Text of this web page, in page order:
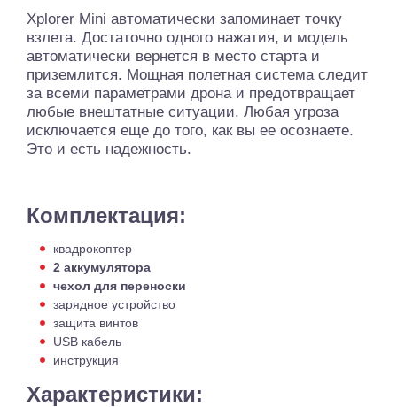
Xplorer Mini автоматически запоминает точку
взлета. Достаточно одного нажатия, и модель
автоматически вернется в место старта и
приземлится. Мощная полетная система следит
за всеми параметрами дрона и предотвращает
любые внештатные ситуации. Любая угроза
исключается еще до того, как вы ее осознаете.
Это и есть надежность.
Комплектация:
квадрокоптер
2 аккумулятора
чехол для переноски
зарядное устройство
защита винтов
USB кабель
инструкция
Характеристики: